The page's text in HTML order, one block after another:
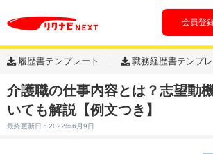
会員登
履歴書テンプレート 職務経歴書テンプレ
介護職の仕事内容とは？志望動
いても解説【例文つき】
最終更新日：2022年6月9日